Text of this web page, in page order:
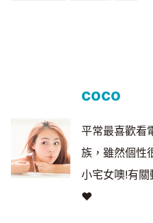
coco
平常最喜歡看
族，雖然個性
小宅女噢!有
♥